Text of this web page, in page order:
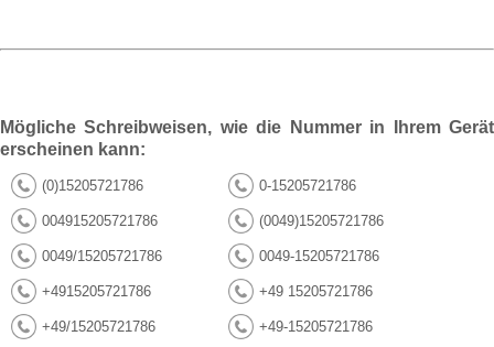
Mögliche Schreibweisen, wie die Nummer in Ihrem Gerät
erscheinen kann:
(0)15205721786 0-15205721786
004915205721786 (0049)15205721786
0049/15205721786 0049-15205721786
+4915205721786 +49 15205721786
+49/15205721786 +49-15205721786